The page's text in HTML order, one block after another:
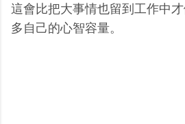
這會比把大事情也留到工作中
多自己的心智容量。